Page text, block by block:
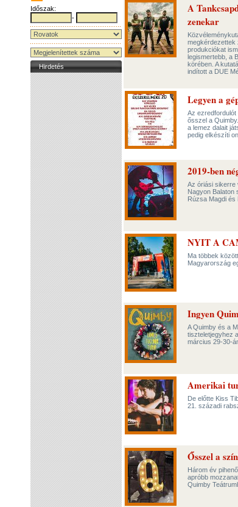
Időszak:
-
Hirdetés
A
zenekar
megkérdezettek
produkciókat
legismertebb, a
körében. A
indított a DUE
Legyen a
Az
ősszel a
a lemez dalait
pedig elkészíti
2019-ben
Az óriási sikerre
Nagyon Balaton
Rúzsa Magdi és
NYIT A
Ma többek
Magyarország
Ingyen
A Quimby és a
tiszteletjegyhez
március 29-30-
Amerikai
De előtte Kiss
21. századi
Ősszel a
Három év
apróbb
Quimby